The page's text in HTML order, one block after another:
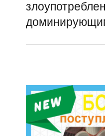
запись: